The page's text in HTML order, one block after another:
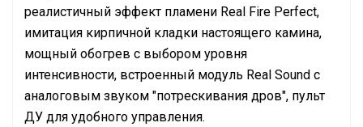
реалистичный эффект пламени Real Fire Perfect,
имитация кирпичной кладки настоящего камина,
мощный обогрев с выбором уровня
интенсивности, встроенный модуль Real Sound с
аналоговым звуком "потрескивания дров", пульт
ДУ для удобного управления.